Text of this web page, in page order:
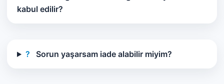
kabul edilir?
? Sorun yaşarsam iade alabilir miyim?